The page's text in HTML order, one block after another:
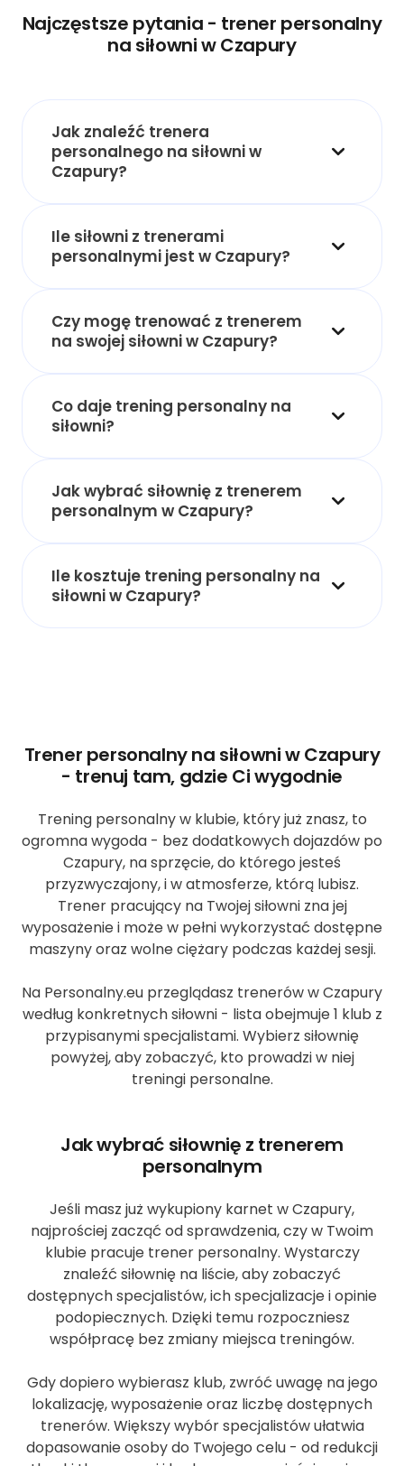
Najczęstsze pytania - trener personalny
na siłowni w Czapury
Jak znaleźć trenera
personalnego na siłowni w
Czapury?
Ile siłowni z trenerami
personalnymi jest w Czapury?
Czy mogę trenować z trenerem
na swojej siłowni w Czapury?
Co daje trening personalny na
siłowni?
Jak wybrać siłownię z trenerem
personalnym w Czapury?
Ile kosztuje trening personalny na
siłowni w Czapury?
Trener personalny na siłowni w Czapury
- trenuj tam, gdzie Ci wygodnie
Trening personalny w klubie, który już znasz, to
ogromna wygoda - bez dodatkowych dojazdów po
Czapury, na sprzęcie, do którego jesteś
przyzwyczajony, i w atmosferze, którą lubisz.
Trener pracujący na Twojej siłowni zna jej
wyposażenie i może w pełni wykorzystać dostępne
maszyny oraz wolne ciężary podczas każdej sesji.
Na Personalny.eu przeglądasz trenerów w Czapury
według konkretnych siłowni - lista obejmuje 1 klub z
przypisanymi specjalistami. Wybierz siłownię
powyżej, aby zobaczyć, kto prowadzi w niej
treningi personalne.
Jak wybrać siłownię z trenerem
personalnym
Jeśli masz już wykupiony karnet w Czapury,
najprościej zacząć od sprawdzenia, czy w Twoim
klubie pracuje trener personalny. Wystarczy
znaleźć siłownię na liście, aby zobaczyć
dostępnych specjalistów, ich specjalizacje i opinie
podopiecznych. Dzięki temu rozpoczniesz
współpracę bez zmiany miejsca treningów.
Gdy dopiero wybierasz klub, zwróć uwagę na jego
lokalizację, wyposażenie oraz liczbę dostępnych
trenerów. Większy wybór specjalistów ułatwia
dopasowanie osoby do Twojego celu - od redukcji